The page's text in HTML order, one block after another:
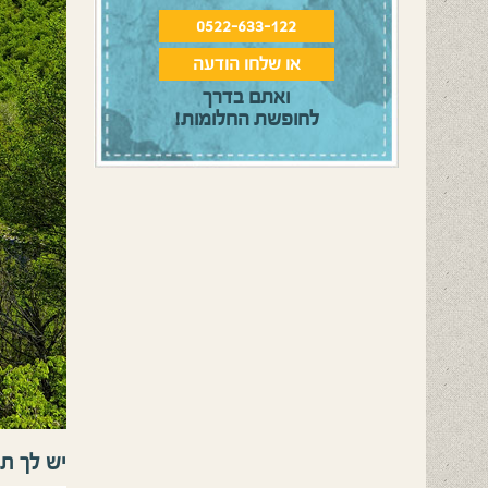
יש לך
0522-633-122
או שלחו הודעה
ואתם בדרך
לחופשת החלומות!